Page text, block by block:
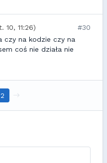
10, 11:26)
#30
czy na kodzie czy na
coś nie działa nie
2